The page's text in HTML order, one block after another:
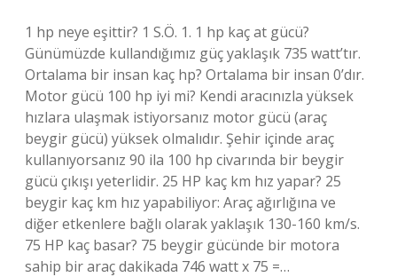
1 hp neye eşittir? 1 S.Ö. 1. 1 hp kaç at gücü?
Günümüzde kullandığımız güç yaklaşık 735 watt’tır.
Ortalama bir insan kaç hp? Ortalama bir insan 0’dır.
Motor gücü 100 hp iyi mi? Kendi aracınızla yüksek
hızlara ulaşmak istiyorsanız motor gücü (araç
beygir gücü) yüksek olmalıdır. Şehir içinde araç
kullanıyorsanız 90 ila 100 hp civarında bir beygir
gücü çıkışı yeterlidir. 25 HP kaç km hız yapar? 25
beygir kaç km hız yapabiliyor: Araç ağırlığına ve
diğer etkenlere bağlı olarak yaklaşık 130-160 km/s.
75 HP kaç basar? 75 beygir gücünde bir motora
sahip bir araç dakikada 746 watt x 75 =…